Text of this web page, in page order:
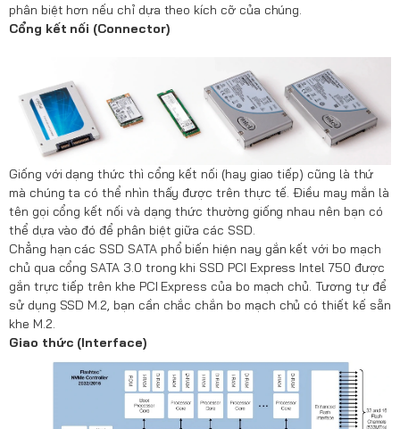
phân biệt hơn nếu chỉ dựa theo kích cỡ của chúng.
Cổng kết nối (Connector)
Giống với dạng thức thì cổng kết nối (hay giao tiếp) cũng là thứ
mà chúng ta có thể nhìn thấy được trên thực tế. Điều may mắn là
tên gọi cổng kết nối và dạng thức thường giống nhau nên bạn có
thể dựa vào đó để phân biệt giữa các SSD.
Chẳng hạn các SSD SATA phổ biến hiện nay gắn kết với bo mạch
chủ qua cổng SATA 3.0 trong khi SSD PCI Express Intel 750 được
gắn trực tiếp trên khe PCI Express của bo mạch chủ. Tương tự để
sử dụng SSD M.2, bạn cần chắc chắn bo mạch chủ có thiết kế sẵn
khe M.2.
Giao thức (Interface)